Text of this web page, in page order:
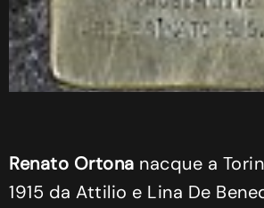
Renato Ortona nacque a
1915 da Attilio e Lina De